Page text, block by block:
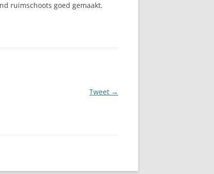
ruimschoots goed gemaakt.
Tweet →